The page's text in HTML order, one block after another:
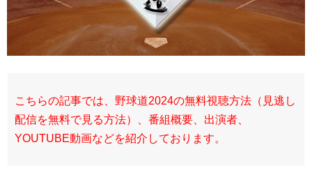
こちらの記事では、野球道2024の無料視聴方法（見逃し
配信を無料で見る方法）、番組概要、出演者、
YOUTUBE動画などを紹介しております。